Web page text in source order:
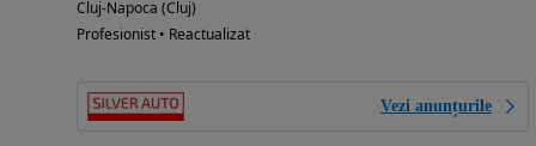
Cluj-Napoca (Cluj)
Profesionist • Reactualizat
Vezi anunțurile